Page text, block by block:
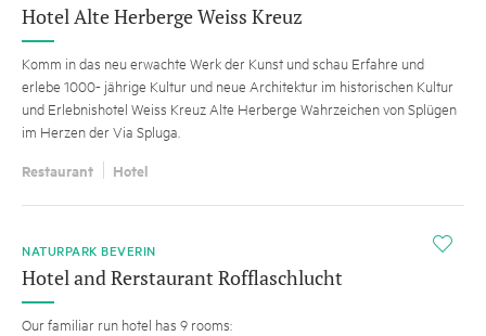
Hotel Alte Herberge Weiss Kreuz
Komm in das neu erwachte Werk der Kunst und schau Erfahre und
erlebe 1000- jährige Kultur und neue Architektur im historischen Kultur
und Erlebnishotel Weiss Kreuz Alte Herberge Wahrzeichen von Splügen
im Herzen der Via Spluga.
Restaurant Hotel
i
NATURPARK BEVERIN
Hotel and Rerstaurant Rofflaschlucht
Our familiar run hotel has 9 rooms: